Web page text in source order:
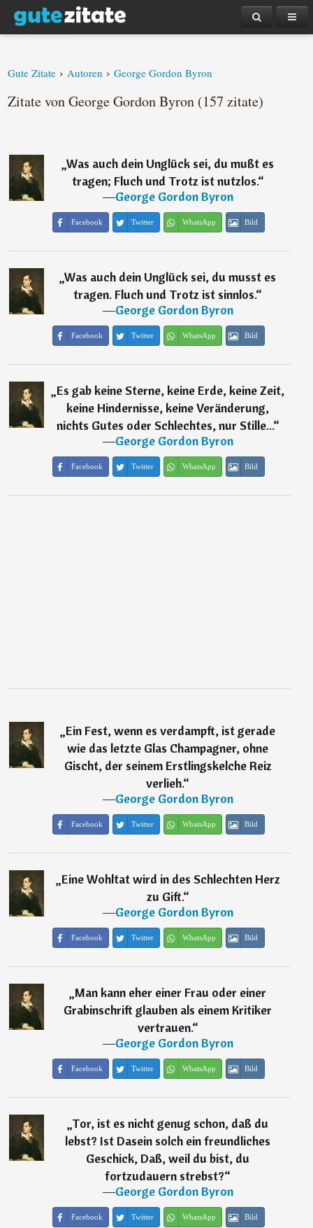
Gute Zitate › Autoren › George Gordon Byron
Zitate von George Gordon Byron (157 zitate)
„Was auch dein Unglück sei, du mußt es
tragen; Fluch und Trotz ist nutzlos.“
―George Gordon Byron
Facebook Twitter WhatsApp Bild
„Was auch dein Unglück sei, du musst es
tragen. Fluch und Trotz ist sinnlos.“
―George Gordon Byron
Facebook Twitter WhatsApp Bild
„Es gab keine Sterne, keine Erde, keine Zeit,
keine Hindernisse, keine Veränderung,
nichts Gutes oder Schlechtes, nur Stille...“
―George Gordon Byron
Facebook Twitter WhatsApp Bild
„Ein Fest, wenn es verdampft, ist gerade
wie das letzte Glas Champagner, ohne
Gischt, der seinem Erstlingskelche Reiz
verlieh.“
―George Gordon Byron
Facebook Twitter WhatsApp Bild
„Eine Wohltat wird in des Schlechten Herz
zu Gift.“
―George Gordon Byron
Facebook Twitter WhatsApp Bild
„Man kann eher einer Frau oder einer
Grabinschrift glauben als einem Kritiker
vertrauen.“
―George Gordon Byron
Facebook Twitter WhatsApp Bild
„Tor, ist es nicht genug schon, daß du
lebst? Ist Dasein solch ein freundliches
Geschick, Daß, weil du bist, du
fortzudauern strebst?“
―George Gordon Byron
Facebook Twitter WhatsApp Bild